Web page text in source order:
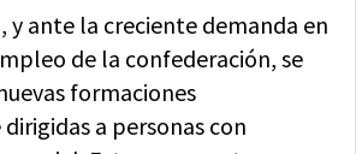
y ante la creciente demanda en
de la confederación, se
formaciones
a personas con